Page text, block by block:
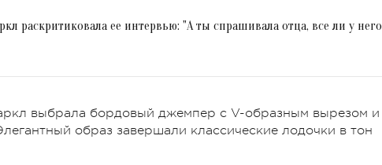
раскритиковала ее интервью: "А ты спрашивала отца, все ли у него
выбрала бордовый джемпер с V-образным вырезом и
образ завершали классические лодочки в тон